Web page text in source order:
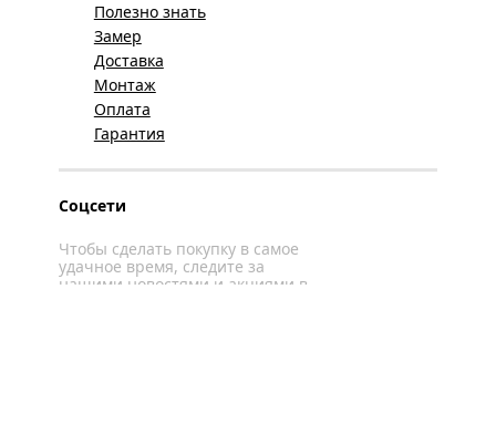
Полезно знать
Замер
Доставка
Монтаж
Оплата
Гарантия
Соцсети
Чтобы сделать покупку в самое
удачное время, следите за
нашими новостями и акциями в